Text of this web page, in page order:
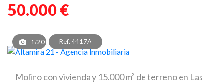
50.000 €
1/20 Ref: 4417A
Molino con vivienda y 15.000 m² de terreno en Las